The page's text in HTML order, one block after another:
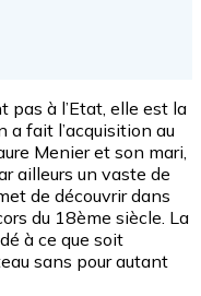
pas à l’Etat, elle est la
a fait l’acquisition au
Menier et son mari,
ailleurs un vaste de
de découvrir dans
du 18ème siècle. La
à ce que soit
sans pour autant